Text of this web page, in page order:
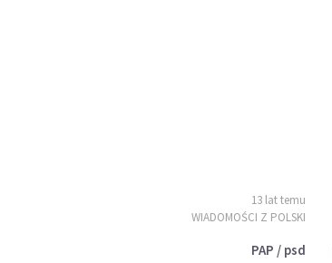
13 lat temu
WIADOMOŚCI Z POLSKI
PAP / psd